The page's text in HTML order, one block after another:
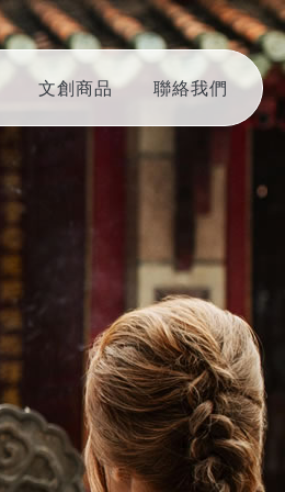
文創商品 聯絡我們